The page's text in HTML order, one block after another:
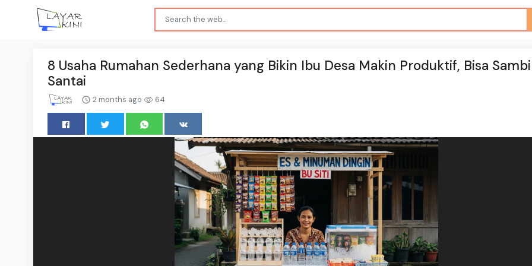
8 Usaha Rumahan Sederhana yang Bikin Ibu Desa Makin Produktif, Bisa
Santai
2 months ago 64